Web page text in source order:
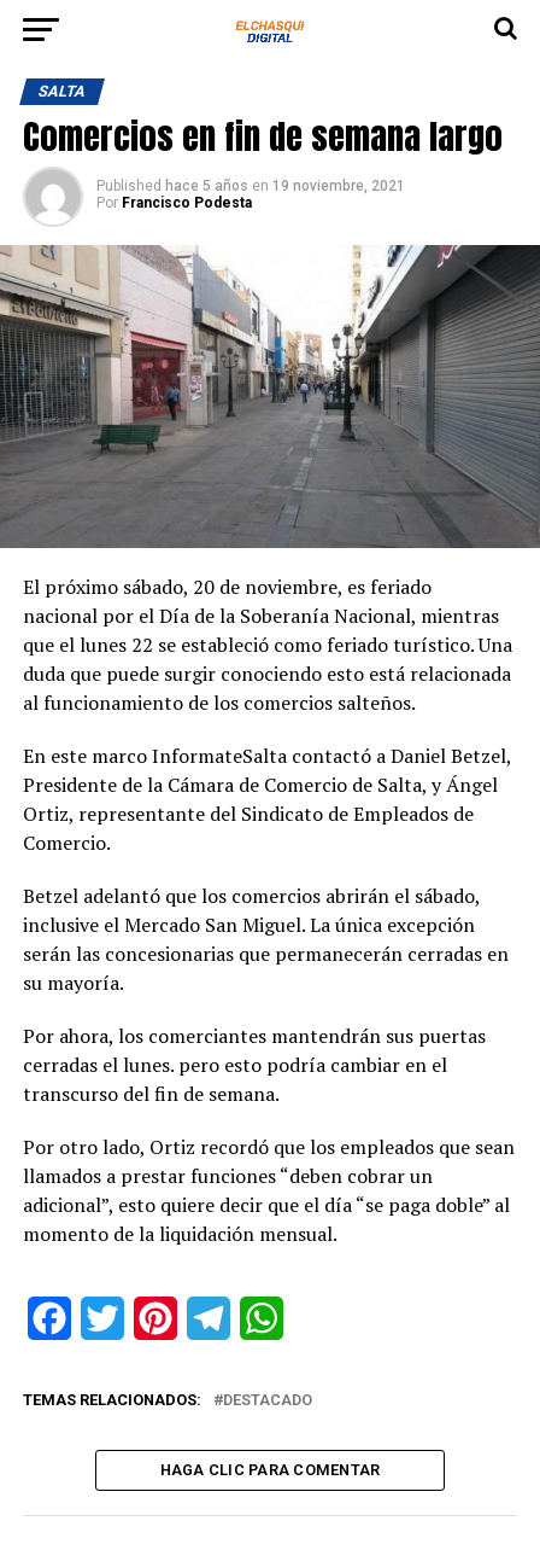
SALTA
Comercios en fin de semana largo
Published hace 5 años en 19 noviembre, 2021
Por Francisco Podesta
El próximo sábado, 20 de noviembre, es feriado
nacional por el Día de la Soberanía Nacional, mientras
que el lunes 22 se estableció como feriado turístico. Una
duda que puede surgir conociendo esto está relacionada
al funcionamiento de los comercios salteños.
En este marco InformateSalta contactó a Daniel Betzel,
Presidente de la Cámara de Comercio de Salta, y Ángel
Ortiz, representante del Sindicato de Empleados de
Comercio.
Betzel adelantó que los comercios abrirán el sábado,
inclusive el Mercado San Miguel. La única excepción
serán las concesionarias que permanecerán cerradas en
su mayoría.
Por ahora, los comerciantes mantendrán sus puertas
cerradas el lunes. pero esto podría cambiar en el
transcurso del fin de semana.
Por otro lado, Ortiz recordó que los empleados que sean
llamados a prestar funciones “deben cobrar un
adicional”, esto quiere decir que el día “se paga doble” al
momento de la liquidación mensual.
FacebookTwitter PinterestTelegram
TEMAS RELACIONADOS: DESTACADO
HAGA CLIC PARA COMENTAR